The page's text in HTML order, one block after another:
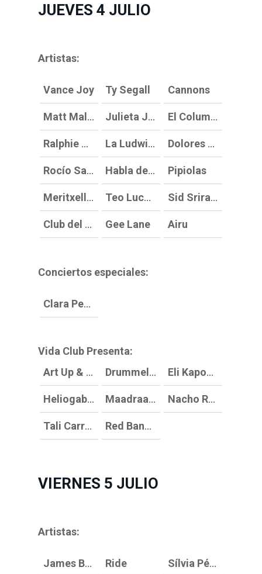
JUEVES 4 JULIO
Artistas:
Vance Joy Ty Segall Cannons
Matt Maltese Julieta Jersey El Columpio Asesino
Ralphie Choo La Ludwig Band Dolores Forever
Rocío Saiz Habla de MÍ en presente Pipiolas
Meritxell Neddermann Teo Lucadamo Sid Sriram
Club del Río Gee Lane Airu
Conciertos especiales:
Clara Peya XXL Concert Inaugural
Vida Club Presenta:
Art Up & Biesties (Kosmos b2b AR.
B)
Drummelie Eli Kapowski
Heliogabal DJs Maadraas500 Nacho Ruiz
Tali Carreto Red Bananna
VIERNES 5 JULIO
Artistas:
James Blake Ride Sílvia Pérez Cruz